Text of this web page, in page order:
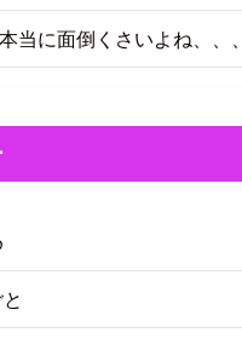
当に面倒くさいよね、、、